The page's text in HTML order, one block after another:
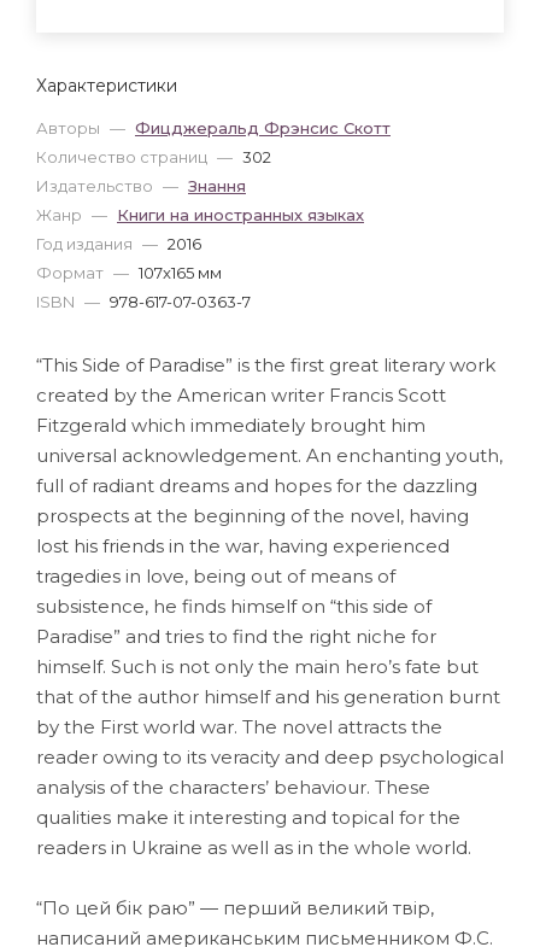
Характеристики
Авторы — Фицджеральд Фрэнсис Скотт
Количество страниц — 302
Издательство — Знання
Жанр — Книги на иностранных языках
Год издания — 2016
Формат — 107x165 мм
ISBN — 978-617-07-0363-7
“This Side of Paradise” is the first great literary work
created by the American writer Francis Scott
Fitzgerald which immediately brought him
universal acknowledgement. An enchanting youth,
full of radiant dreams and hopes for the dazzling
prospects at the beginning of the novel, having
lost his friends in the war, having experienced
tragedies in love, being out of means of
subsistence, he finds himself on “this side of
Paradise” and tries to find the right niche for
himself. Such is not only the main hero’s fate but
that of the author himself and his generation burnt
by the First world war. The novel attracts the
reader owing to its veracity and deep psychological
analysis of the characters’ behaviour. These
qualities make it interesting and topical for the
readers in Ukraine as well as in the whole world.
“По цей бік раю” — перший великий твір,
написаний американським письменником Ф.С.